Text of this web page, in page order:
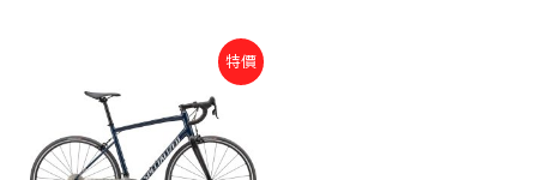
特價
格：
NT$52,000。
目
前
NT$52,000。